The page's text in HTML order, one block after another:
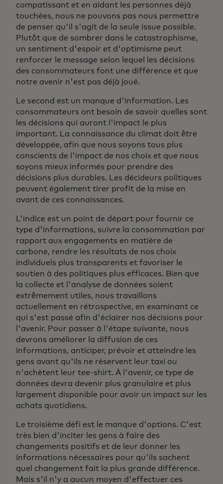
compatissant et en aidant les personnes déjà
touchées, nous ne pouvons pas nous permettre
de penser qu'il s'agit de la seule issue possible.
Plutôt que de sombrer dans le catastrophisme,
un sentiment d'espoir et d'optimisme peut
renforcer le message selon lequel les décisions
des consommateurs font une différence et que
notre avenir n'est pas déjà joué.
Le second est un manque d'information. Les
consommateurs ont besoin de savoir quelles sont
les décisions qui auront l'impact le plus
important. La connaissance du climat doit être
développée, afin que nous soyons tous plus
conscients de l'impact de nos choix et que nous
soyons mieux informés pour prendre des
décisions plus durables. Les décideurs politiques
peuvent également tirer profit de la mise en
avant de ces connaissances.
L'indice est un point de départ pour fournir ce
type d'informations, suivre la consommation par
rapport aux engagements en matière de
carbone, rendre les résultats de nos choix
individuels plus transparents et favoriser le
soutien à des politiques plus efficaces. Bien que
la collecte et l'analyse de données soient
extrêmement utiles, nous travaillons
actuellement en rétrospective, en examinant ce
qui s'est passé afin d'éclairer nos décisions pour
l'avenir. Pour passer à l'étape suivante, nous
devrons améliorer la diffusion de ces
informations, anticiper, prévoir et atteindre les
gens avant qu'ils ne réservent leur taxi ou
n'achètent leur tee-shirt. À l'avenir, ce type de
données devra devenir plus granulaire et plus
largement disponible pour avoir un impact sur les
achats quotidiens.
Le troisième défi est le manque d'options. C'est
très bien d'inciter les gens à faire des
changements positifs et de leur donner les
informations nécessaires pour qu'ils sachent
quel changement fait la plus grande différence.
Mais s'il n'y a aucun moyen d'effectuer ces